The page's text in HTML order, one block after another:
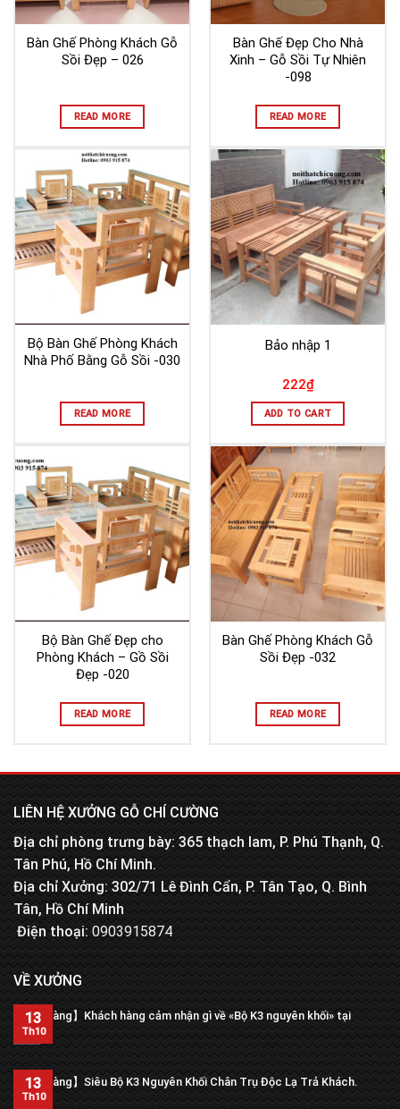
Bàn Ghế Phòng Khách Gỗ
Sồi Đẹp – 026
READ MORE
Bàn Ghế Đẹp Cho Nhà
Xinh – Gỗ Sồi Tự Nhiên
-098
READ MORE
Bộ Bàn Ghế Phòng Khách
Nhà Phố Bằng Gỗ Sồi -030
READ MORE
Bảo nhập 1
222₫
ADD TO CART
Bộ Bàn Ghế Đẹp cho
Phòng Khách – Gồ Sồi
Đẹp -020
READ MORE
Bàn Ghế Phòng Khách Gỗ
Sồi Đẹp -032
READ MORE
LIÊN HỆ XƯỞNG GỖ CHÍ CƯỜNG
Địa chỉ phòng trưng bày: 365 thạch lam, P. Phú Thạnh, Q.
Tân Phú, Hồ Chí Minh.
Địa chỉ Xưởng: 302/71 Lê Đình Cẩn, P. Tân Tạo, Q. Bình
Tân, Hồ Chí Minh
Điện thoại:0903915874
VỀ XƯỞNG
【Trả hàng】Khách hàng cảm nhận gì về «Bộ K3 nguyên khối» tại
xưởng?
13
Th10
【Trả hàng】Siêu Bộ K3 Nguyên Khối Chân Trụ Độc Lạ Trả Khách.
13
Th10